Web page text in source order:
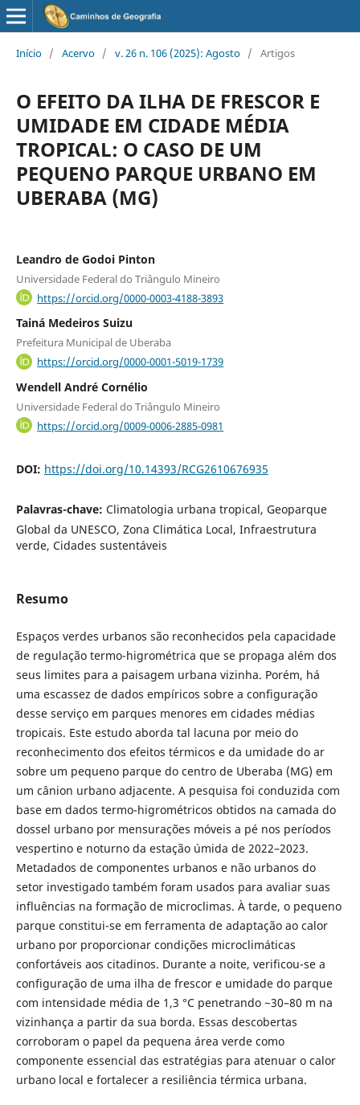
Início / Acervo / v. 26 n. 106 (2025): Agosto / Artigos
O EFEITO DA ILHA DE FRESCOR E
UMIDADE EM CIDADE MÉDIA
TROPICAL: O CASO DE UM
PEQUENO PARQUE URBANO EM
UBERABA (MG)
Leandro de Godoi Pinton
Universidade Federal do Triângulo Mineiro
https://orcid.org/0000-0003-4188-3893
Tainá Medeiros Suizu
Prefeitura Municipal de Uberaba
https://orcid.org/0000-0001-5019-1739
Wendell André Cornélio
Universidade Federal do Triângulo Mineiro
https://orcid.org/0009-0006-2885-0981
DOI: https://doi.org/10.14393/RCG2610676935
Palavras-chave: Climatologia urbana tropical, Geoparque
Global da UNESCO, Zona Climática Local, Infraestrutura
verde, Cidades sustentáveis
Resumo
Espaços verdes urbanos são reconhecidos pela capacidade
de regulação termo-higrométrica que se propaga além dos
seus limites para a paisagem urbana vizinha. Porém, há
uma escassez de dados empíricos sobre a configuração
desse serviço em parques menores em cidades médias
tropicais. Este estudo aborda tal lacuna por meio do
reconhecimento dos efeitos térmicos e da umidade do ar
sobre um pequeno parque do centro de Uberaba (MG) em
um cânion urbano adjacente. A pesquisa foi conduzida com
base em dados termo-higrométricos obtidos na camada do
dossel urbano por mensurações móveis a pé nos períodos
vespertino e noturno da estação úmida de 2022–2023.
Metadados de componentes urbanos e não urbanos do
setor investigado também foram usados ​​para avaliar suas
influências na formação de microclimas. À tarde, o pequeno
parque constitui-se em ferramenta de adaptação ao calor
urbano por proporcionar condições microclimáticas
confortáveis aos citadinos. Durante a noite, verificou-se a
configuração de uma ilha de frescor e umidade do parque
com intensidade média de 1,3 °C penetrando ~30–80 m na
vizinhança a partir da sua borda. Essas descobertas
corroboram o papel da pequena área verde como
componente essencial das estratégias para atenuar o calor
urbano local e fortalecer a resiliência térmica urbana.